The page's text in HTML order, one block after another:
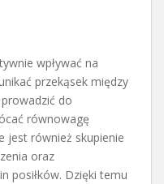
wpływać na
przekąsek między
do
równowagę
jest również skupienie
oraz
posiłków. Dzięki temu